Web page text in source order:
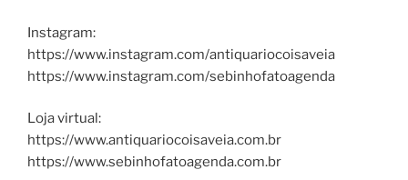
Instagram:
https://www.instagram.com/antiquariocoisaveia
https://www.instagram.com/sebinhofatoagenda
Loja virtual:
https://www.antiquariocoisaveia.com.br
https://www.sebinhofatoagenda.com.br